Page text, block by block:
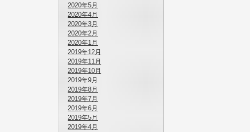
2020年5月
2020年4月
2020年3月
2020年2月
2020年1月
2019年12月
2019年11月
2019年10月
2019年9月
2019年8月
2019年7月
2019年6月
2019年5月
2019年4月